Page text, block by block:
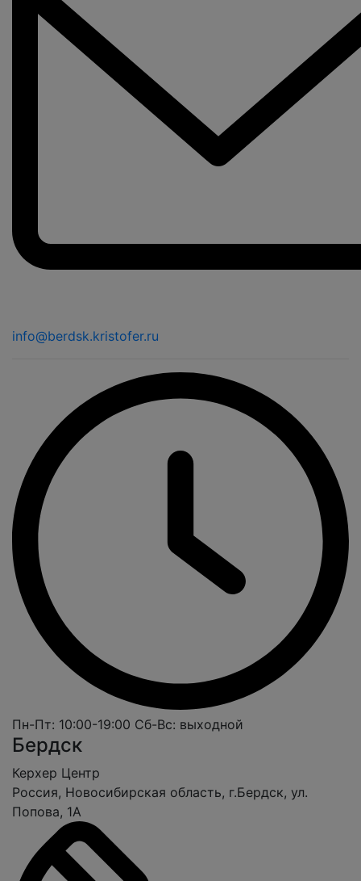
info@berdsk.kristofer.ru
Пн-Пт: 10:00-19:00 Сб-Вс: выходной
Бердск
Керхер Центр
Россия, Новосибирская область, г.Бердск, ул.
Попова, 1А